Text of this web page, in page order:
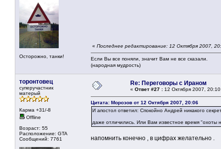
Осторожно, танки!
« Последнее редактирование: 12 Октября 2007,
Если Вы все поняли, значит Вам не все сказали.
(народная мудрость)
торонтовец
суперучастник
матерый
Карма +31/-8
Offline
Возраст: 55
Расположение: GTA
Сообщений: 7761
Re: Переговоры с Ираном
« Ответ #27 : 12 Октября 2007,
Цитата: Морозов от 12 Октября 2007, 20:06
И апостол ответил: Спокойно Андрей никакого
даже отличились. Или Вам известное время
напомнить конечно , в цифрах желательно .